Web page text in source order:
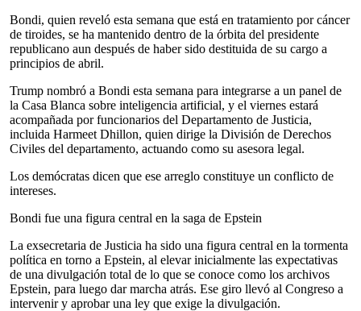
Bondi, quien reveló esta semana que está en tratamiento por cáncer
de tiroides, se ha mantenido dentro de la órbita del presidente
republicano aun después de haber sido destituida de su cargo a
principios de abril.
Trump nombró a Bondi esta semana para integrarse a un panel de
la Casa Blanca sobre inteligencia artificial, y el viernes estará
acompañada por funcionarios del Departamento de Justicia,
incluida Harmeet Dhillon, quien dirige la División de Derechos
Civiles del departamento, actuando como su asesora legal.
Los demócratas dicen que ese arreglo constituye un conflicto de
intereses.
Bondi fue una figura central en la saga de Epstein
La exsecretaria de Justicia ha sido una figura central en la tormenta
política en torno a Epstein, al elevar inicialmente las expectativas
de una divulgación total de lo que se conoce como los archivos
Epstein, para luego dar marcha atrás. Ese giro llevó al Congreso a
intervenir y aprobar una ley que exige la divulgación.